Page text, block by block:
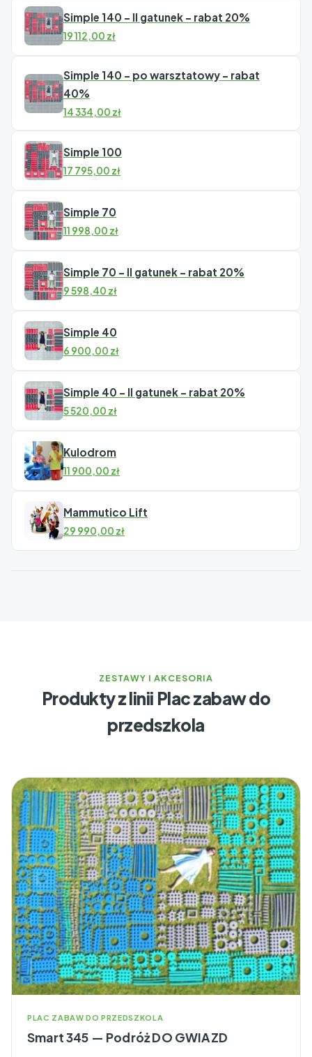
Simple 140 – II gatunek – rabat 20%
19 112,00 zł
Simple 140 – po warsztatowy – rabat
40%
14 334,00 zł
Simple 100
17 795,00 zł
Simple 70
11 998,00 zł
Simple 70 – II gatunek – rabat 20%
9 598,40 zł
Simple 40
6 900,00 zł
Simple 40 – II gatunek – rabat 20%
5 520,00 zł
Kulodrom
11 900,00 zł
Mammutico Lift
29 990,00 zł
ZESTAWY I AKCESORIA
Produkty z linii Plac zabaw do
przedszkola
PLAC ZABAW DO PRZEDSZKOLA
Smart 345 — Podróż DO GWIAZD